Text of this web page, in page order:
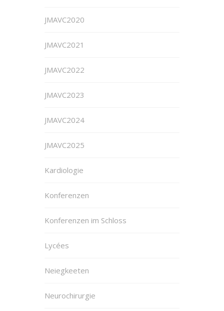
JMAVC2020
JMAVC2021
JMAVC2022
JMAVC2023
JMAVC2024
JMAVC2025
Kardiologie
Konferenzen
Konferenzen im Schloss
Lycées
Neiegkeeten
Neurochirurgie